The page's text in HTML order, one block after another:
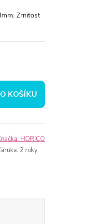
Zrnitost
KOŠÍKU
HORICO
: 2 roky